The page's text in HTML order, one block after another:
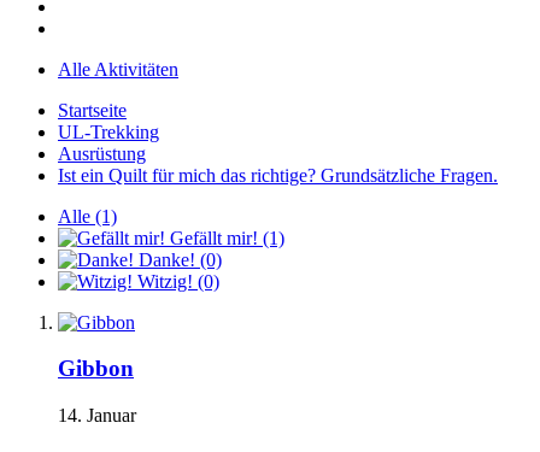
Alle Aktivitäten
Startseite
UL-Trekking
Ausrüstung
Ist ein Quilt für mich das richtige? Grundsätzliche Fragen.
Alle (1)
Gefällt mir! (1)
Danke! (0)
Witzig! (0)
Gibbon
14. Januar